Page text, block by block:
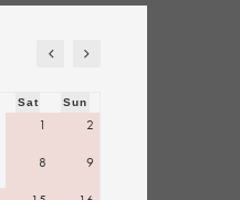
Sat Sun
1 2
8 9